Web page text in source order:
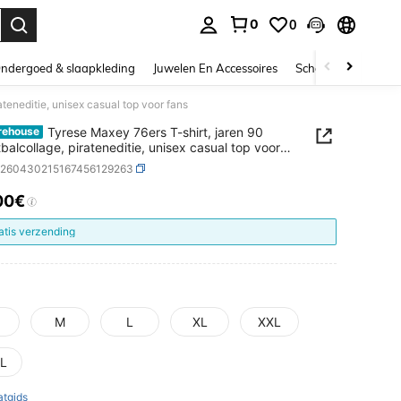
0 0
& slaapkleding Juwelen En Accessoires Schoonheid &
unisex casual top voor fans
Tyrese Maxey 76ers T-shirt, jaren 90
pirateneditie, unisex casual top voor
AND AVAILABILITY
verzending
M L XL XXL